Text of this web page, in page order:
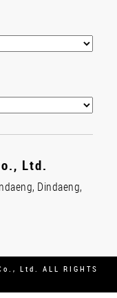
Ltd.
Dindaeng,
Ltd. ALL RIGHTS